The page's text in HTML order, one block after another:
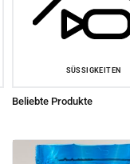
SÜSSIGKEITEN
Beliebte Produkte